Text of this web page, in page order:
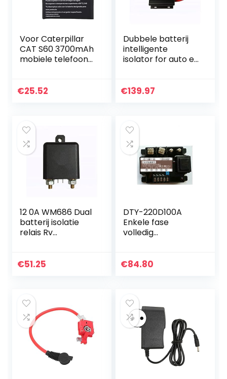
Voor Caterpillar
CAT S60 3700mAh
mobiele telefoon
hoogwaardige
€25.52
Dubbele batterij
intelligente
isolator for auto en
isolator dubbele
€139.97
12 0A WM686 Dual
batterij isolatie
relais Rv
Power Saving RL /
€51.25
DTY-220D100A
Enkele fase
volledig
nde module 100A
…
€84.80